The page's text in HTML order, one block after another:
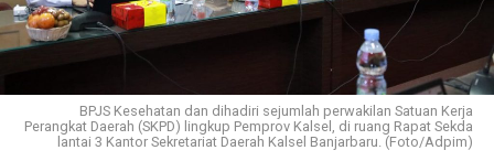
BPJS Kesehatan dan dihadiri sejumlah perwakilan Satuan Kerja
Perangkat Daerah (SKPD) lingkup Pemprov Kalsel, di ruang Rapat Sekda
lantai 3 Kantor Sekretariat Daerah Kalsel Banjarbaru. (Foto/Adpim)